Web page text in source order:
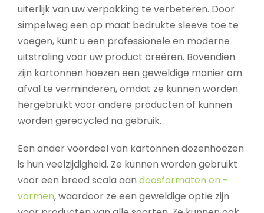
uiterlijk van uw verpakking te verbeteren. Door
simpelweg een op maat bedrukte sleeve toe te
voegen, kunt u een professionele en moderne
uitstraling voor uw product creëren. Bovendien
zijn kartonnen hoezen een geweldige manier om
afval te verminderen, omdat ze kunnen worden
hergebruikt voor andere producten of kunnen
worden gerecycled na gebruik.
Een ander voordeel van kartonnen dozenhoezen
is hun veelzijdigheid. Ze kunnen worden gebruikt
voor een breed scala aan doosformaten en -
vormen, waardoor ze een geweldige optie zijn